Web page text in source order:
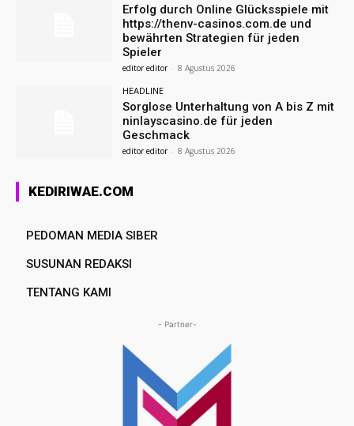
Erfolg durch Online Glücksspiele mit
https://thenv-casinos.com.de und
bewährten Strategien für jeden
Spieler
editor editor - 8 Agustus 2026
HEADLINE
Sorglose Unterhaltung von A bis Z mit
ninlayscasino.de für jeden
Geschmack
editor editor - 8 Agustus 2026
KEDIRIWAE.COM
PEDOMAN MEDIA SIBER
SUSUNAN REDAKSI
TENTANG KAMI
- Partner-